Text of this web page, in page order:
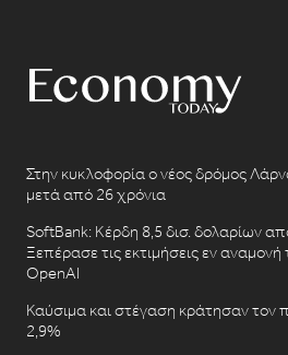
Στην κυκλοφορία ο νέος δρόμος
μετά από 26 χρόνια
SoftBank: Κέρδη 8,5 δισ. δολαρίων
Ξεπέρασε τις εκτιμήσεις εν
OpenAI
Καύσιμα και στέγαση κράτησαν τον
2,9%